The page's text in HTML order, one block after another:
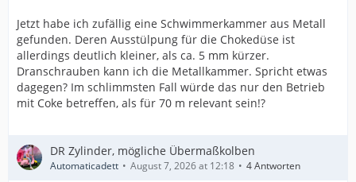
Jetzt habe ich zufällig eine Schwimmerkammer aus Metall
gefunden. Deren Ausstülpung für die Chokedüse ist
allerdings deutlich kleiner, als ca. 5 mm kürzer.
Dranschrauben kann ich die Metallkammer. Spricht etwas
dagegen? Im schlimmsten Fall würde das nur den Betrieb
mit Coke betreffen, als für 70 m relevant sein!?
DR Zylinder, mögliche Übermaßkolben
Automaticadett August 7, 2026 at 12:18 4 Antworten